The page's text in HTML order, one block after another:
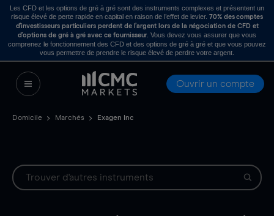
Les CFD et les options de gré à gré sont des instruments complexes et présentent un
risque élevé de perte rapide en capital en raison de l’effet de levier. 70% des comptes
d’investisseurs particuliers perdent de l’argent lors de la négociation de CFD et
d’options de gré à gré avec ce fournisseur . Vous devez vous assurer que vous
comprenez le fonctionnement des CFD et des options de gré à gré et que vous pouvez
vous permettre de prendre le risque élevé de perdre votre argent.
Ouvrir un compte
Domicile Marchés Exagen Inc